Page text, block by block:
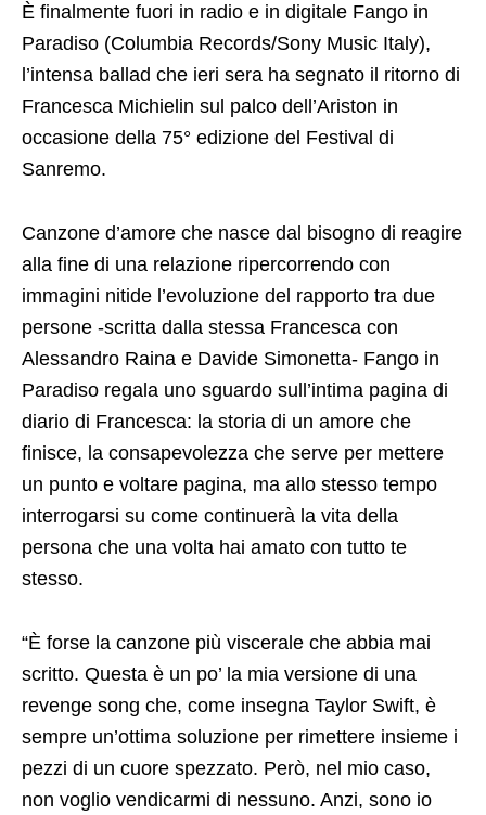
È finalmente fuori in radio e in digitale Fango in
Paradiso (Columbia Records/Sony Music Italy),
l’intensa ballad che ieri sera ha segnato il ritorno di
Francesca Michielin sul palco dell’Ariston in
occasione della 75° edizione del Festival di
Sanremo.
Canzone d’amore che nasce dal bisogno di reagire
alla fine di una relazione ripercorrendo con
immagini nitide l’evoluzione del rapporto tra due
persone -scritta dalla stessa Francesca con
Alessandro Raina e Davide Simonetta- Fango in
Paradiso regala uno sguardo sull’intima pagina di
diario di Francesca: la storia di un amore che
finisce, la consapevolezza che serve per mettere
un punto e voltare pagina, ma allo stesso tempo
interrogarsi su come continuerà la vita della
persona che una volta hai amato con tutto te
stesso.
“È forse la canzone più viscerale che abbia mai
scritto. Questa è un po’ la mia versione di una
revenge song che, come insegna Taylor Swift, è
sempre un’ottima soluzione per rimettere insieme i
pezzi di un cuore spezzato. Però, nel mio caso,
non voglio vendicarmi di nessuno. Anzi, sono io